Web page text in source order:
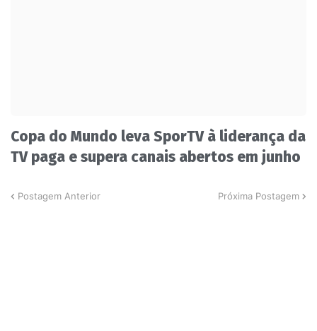
Copa do Mundo leva SporTV à liderança da
TV paga e supera canais abertos em junho
Postagem Anterior Próxima Postagem